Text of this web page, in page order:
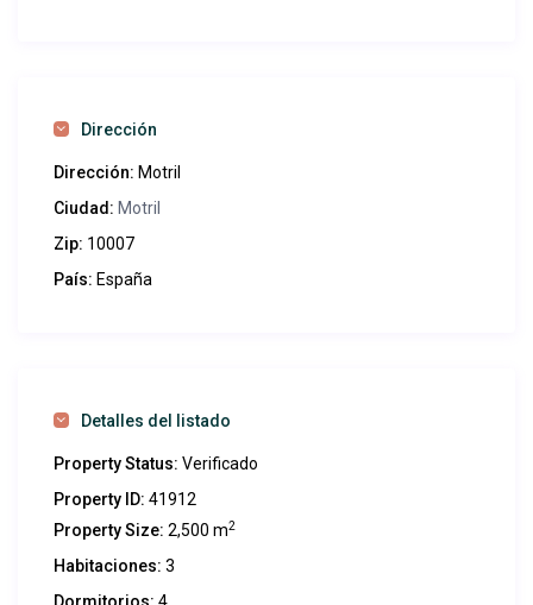
Dirección
Dirección: Motril
Ciudad: Motril
Zip: 10007
País: España
Detalles del listado
Property Status: Verificado
Property ID: 41912
Property Size: 2,500 m2
Habitaciones: 3